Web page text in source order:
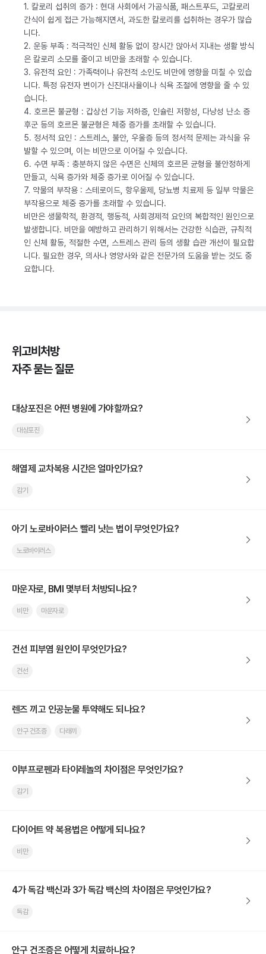
1. 칼로리 섭취의 증가 : 현대 사회에서 가공식품, 패스트푸드, 고칼로리
간식이 쉽게 접근 가능해지면서, 과도한 칼로리를 섭취하는 경우가 많습
니다.
2. 운동 부족 : 적극적인 신체 활동 없이 장시간 앉아서 지내는 생활 방식
은 칼로리 소모를 줄이고 비만을 초래할 수 있습니다.
3. 유전적 요인 : 가족력이나 유전적 소인도 비만에 영향을 미칠 수 있습
니다. 특정 유전자 변이가 신진대사율이나 식욕 조절에 영향을 줄 수 있
습니다.
4. 호르몬 불균형 : 갑상선 기능 저하증, 인슐린 저항성, 다낭성 난소 증
후군 등의 호르몬 불균형은 체중 증가를 초래할 수 있습니다.
5. 정서적 요인 : 스트레스, 불안, 우울증 등의 정서적 문제는 과식을 유
발할 수 있으며, 이는 비만으로 이어질 수 있습니다.
6. 수면 부족 : 충분하지 않은 수면은 신체의 호르몬 균형을 불안정하게
만들고, 식욕 증가와 체중 증가로 이어질 수 있습니다.
7. 약물의 부작용 : 스테로이드, 항우울제, 당뇨병 치료제 등 일부 약물은
부작용으로 체중 증가를 초래할 수 있습니다.
비만은 생물학적, 환경적, 행동적, 사회경제적 요인의 복합적인 원인으로
발생합니다. 비만을 예방하고 관리하기 위해서는 건강한 식습관, 규칙적
인 신체 활동, 적절한 수면, 스트레스 관리 등의 생활 습관 개선이 필요합
니다. 필요한 경우, 의사나 영양사와 같은 전문가의 도움을 받는 것도 중
요합니다.
위고비처방
자주 묻는 질문
대상포진은 어떤 병원에 가야할까요?
대상포진
해열제 교차복용 시간은 얼마인가요?
감기
아기 노로바이러스 빨리 낫는 법이 무엇인가요?
노로바이러스
마운자로, BMI 몇부터 처방되나요?
비만 마운자로
건선 피부염 원인이 무엇인가요?
건선
렌즈 끼고 인공눈물 투약해도 되나요?
안구 건조증 다래끼
이부프로펜과 타이레놀의 차이점은 무엇인가요?
감기
다이어트 약 복용법은 어떻게 되나요?
비만
4가 독감 백신과 3가 독감 백신의 차이점은 무엇인가요?
독감
안구 건조증은 어떻게 치료하나요?